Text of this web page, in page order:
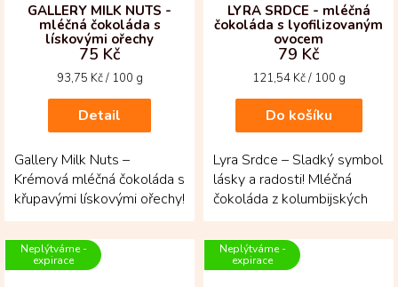
GALLERY MILK NUTS -
mléčná čokoláda s
lískovými ořechy
75 Kč
Měrná
93,75 Kč / 100 g
Detail
Gallery Milk Nuts –
Krémová mléčná čokoláda s
křupavými lískovými ořechy!
Vytvořená z kakaových
bobů criollo a...
LYRA SRDCE - mléčná
čokoláda s lyofilizovaným
ovocem
79 Kč
Měrná
121,54 Kč / 100 g
Do košíku
Lyra Srdce – Sladký symbol
lásky a radosti! Mléčná
čokoláda z kolumbijských
kakaových bobů ve tvaru
srdce, posypaná...
Neplýtváme -
expirace
Neplýtváme -
expirace